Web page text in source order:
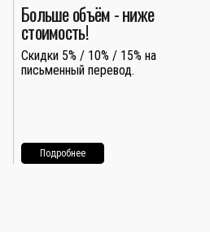
Больше объём - ниже
стоимость!
Скидки 5% / 10% / 15% на
письменный перевод.
Подробнее